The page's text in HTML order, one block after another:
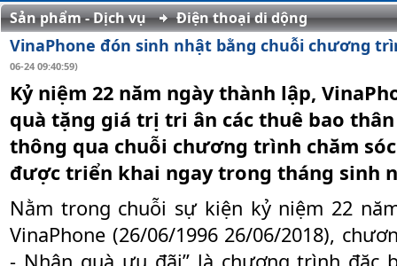
Sản phẩm - Dịch vụ Điện thoại di dộng
VinaPhone đón sinh nhật bằng chuỗi chương
06-24 09:40:59)
Kỷ niệm 22 năm ngày thành lập,
quà tặng giá trị tri ân các thuê bao
thông qua chuỗi chương trình chăm
được triển khai ngay trong tháng sinh
Nằm trong chuỗi sự kiện kỷ niệm 22
VinaPhone (26/06/1996 26/06/2018),